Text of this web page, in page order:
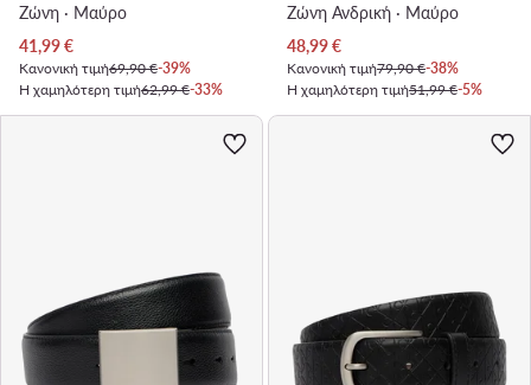
Ζώνη · Μαύρο
Τρέχουσα τιμή
41,99€
Κανονική τιμή69,90 €-39%
Η χαμηλότερη τιμή62,99 €-33%
Ζώνη Ανδρική · Μαύρο
Τρέχουσα τιμή
48,99€
Κανονική τιμή79,90 €-38%
Η χαμηλότερη τιμή51,99 €-5%